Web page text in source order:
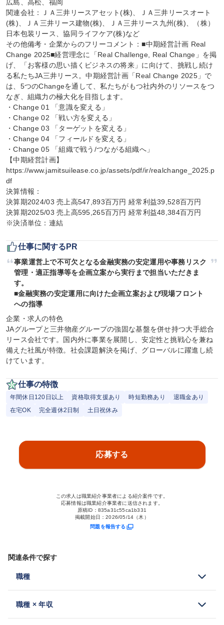
広島、高松、福岡
関連会社：ＪＡ三井リースアセット(株)、ＪＡ三井リースオート
(株)、ＪＡ三井リース建物(株)、ＪＡ三井リース九州(株)、（株）
日本包装リース、協同ライフケア(株)など
その他備考・企業からのフリーコメント：■中期経営計画 Real
Change 2025■経営理念に「Real Challenge, Real Change」を掲
げ、「お客様の思い描くビジネスの将来」に向けて、挑戦し続け
る私たちJA三井リース。中期経営計画「Real Change 2025」で
は、5つのChangeを通して、私たちがもつ社内外のリソースをつ
なぎ、組織力の極大化を目指します。
・Change 01 「意識を変える」
・Change 02 「戦い方を変える」
・Change 03 「ターゲットを変える」
・Change 04 「フィールドを変える」
・Change 05 「組織で戦う/つながる組織へ」
【中期経営計画】
https://www.jamitsuilease.co.jp/assets/pdf/ir/realchange_2025.p
df
決算情報：
決算期2024/03 売上高547,893百万円 経常利益39,528百万円
決算期2025/03 売上高595,265百万円 経常利益48,384百万円
※決済単位：連結
仕事に関するPR
事業運営上で不可欠となる金融実務の安定運用や事務リスク
管理・適正指導等を企画立案から実行まで担当いただきま
す。
■金融実務の安定運用に向けた企画立案および現場フロント
への指導
企業・求人の特色
JAグループと三井物産グループの強固な基盤を併せ持つ大手総合
リース会社です。国内外に事業を展開し、安定性と挑戦心を兼ね
備えた社風が特徴。社会課題解決を掲げ、グローバルに躍進し続
けています。
仕事の特徴
年間休日120日以上 資格取得支援あり 時短勤務あり
退職金あり
在宅OK
完全週休2日制 土日祝休み
応募する
この求人は職業紹介事業者による紹介案件です。
応募情報は職業紹介事業者に送信されます。
原稿ID： 835a31c55ca1b331
掲載開始日：2026/05/14（木）
問題を報告する
関連条件で探す
職種
職種 × 年収